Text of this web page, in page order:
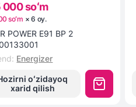
000 soʻm
soʻm ×6 oy.
POWER E91 BP 2
: Energizer
oʻzidayoq
xarid qilish